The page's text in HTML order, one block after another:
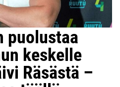
puolustaa
keskelle
Räsästä –